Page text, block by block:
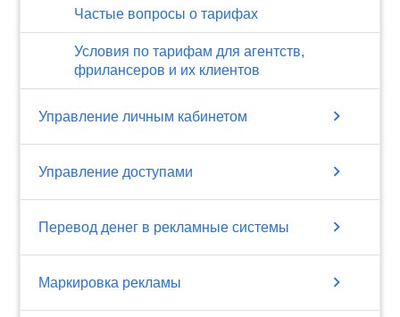
Частые вопросы о тарифах
Условия по тарифам для агентств,
фрилансеров и их клиентов
Управление личным кабинетом chevron_right
Управление доступами chevron_right
Перевод денег в рекламные системы chevron_right
Маркировка рекламы chevron_right